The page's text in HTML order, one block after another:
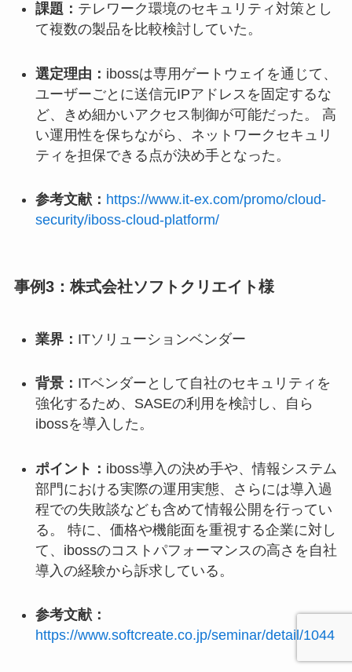
課題： テレワーク環境のセキュリティ対策とし
て複数の製品を比較検討していた。
選定理由： ibossは専用ゲートウェイを通じて、
ユーザーごとに送信元IPアドレスを固定するな
ど、きめ細かいアクセス制御が可能だった。 高
い運用性を保ちながら、ネットワークセキュリ
ティを担保できる点が決め手となった。
参考文献： https://www.it-ex.com/promo/cloud-
security/iboss-cloud-platform/
事例3：株式会社ソフトクリエイト様
業界： ITソリューションベンダー
背景： ITベンダーとして自社のセキュリティを
強化するため、SASEの利用を検討し、自ら
ibossを導入した。
ポイント： iboss導入の決め手や、情報システム
部門における実際の運用実態、さらには導入過
程での失敗談なども含めて情報公開を行ってい
る。 特に、価格や機能面を重視する企業に対し
て、ibossのコストパフォーマンスの高さを自社
導入の経験から訴求している。
参考文献：
https://www.softcreate.co.jp/seminar/detail/1044